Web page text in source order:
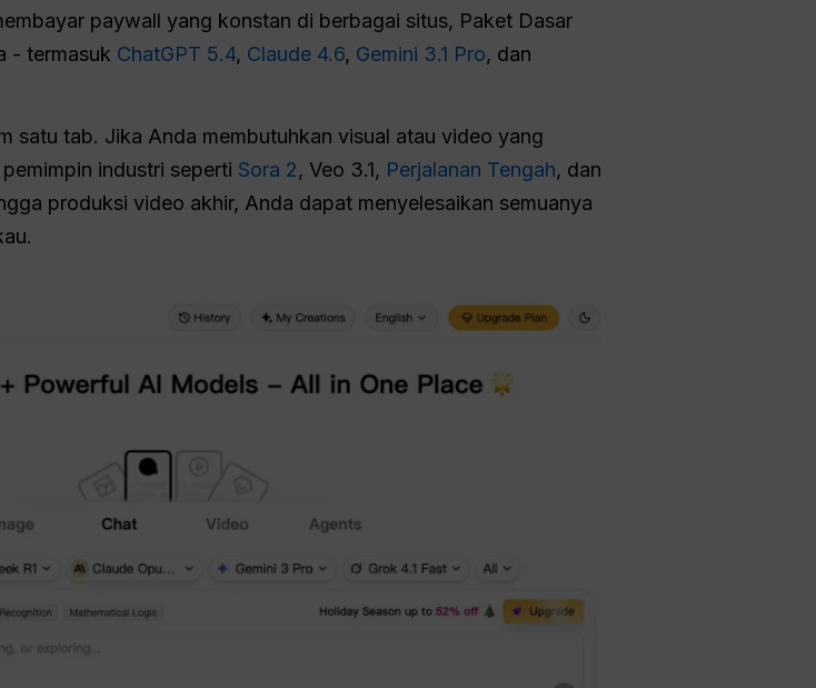
paywall yang konstan di berbagai situs, Paket Dasar
- termasuk ChatGPT 5.4, Claude 4.6, Gemini 3.1 Pro, dan
satu tab. Jika Anda membutuhkan visual atau video yang
industri seperti Sora 2, Veo 3.1, Perjalanan Tengah, dan
produksi video akhir, Anda dapat menyelesaikan semuanya